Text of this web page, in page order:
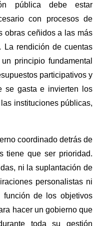
pública debe estar
con procesos de
obras ceñidos a las más
La rendición de cuentas
principio fundamental
participativos y
se gasta e invierten los
instituciones públicas,
coordinado detrás de
tiene que ser prioridad.
ni la suplantación de
personalistas ni
de los objetivos
hacer un gobierno que
toda su gestión